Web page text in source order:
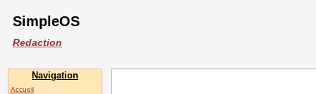
SimpleOS
Redaction
Navigation
Accueil